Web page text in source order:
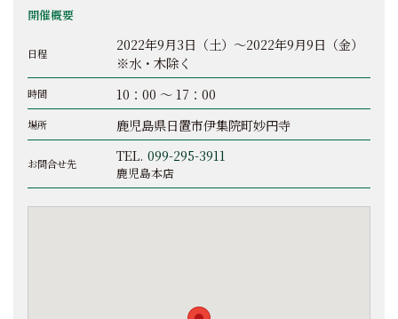
開催概要
日程
2022年9月3日（土）～2022年9月9日（金）
※水・木除く
時間 10：00 ～ 17：00
場所 鹿児島県日置市伊集院町妙円寺
お問合せ先 TEL. 099-295-3911
鹿児島本店